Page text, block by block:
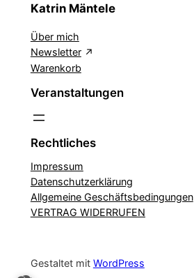
Katrin Mäntele
Über mich
Newsletter
Warenkorb
Veranstaltungen
Rechtliches
Impressum
Datenschutzerklärung
Allgemeine Geschäftsbedingungen
VERTRAG WIDERRUFEN
Gestaltet mit WordPress